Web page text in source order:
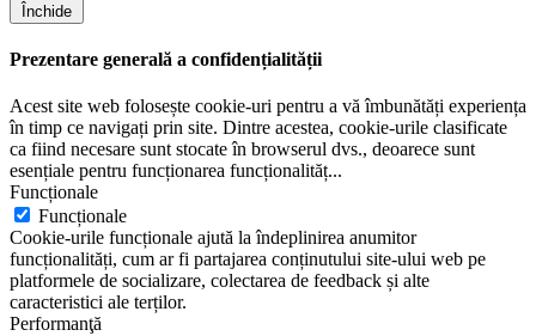
Închide
Prezentare generală a confidențialității
Acest site web folosește cookie-uri pentru a vă îmbunătăți experiența
în timp ce navigați prin site. Dintre acestea, cookie-urile clasificate
ca fiind necesare sunt stocate în browserul dvs., deoarece sunt
esențiale pentru funcționarea funcționalităț...
Funcționale
Funcționale
Cookie-urile funcționale ajută la îndeplinirea anumitor
funcționalități, cum ar fi partajarea conținutului site-ului web pe
platformele de socializare, colectarea de feedback și alte
caracteristici ale terților.
Performanţă